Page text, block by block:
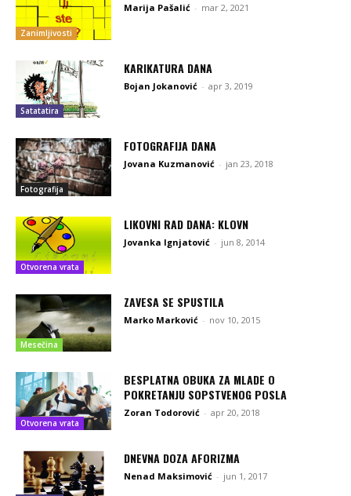
Zanimljivosti
Marija Pašalić - mar 2, 2021
Satatatira
KARIKATURA DANA
Bojan Jokanović - apr 3, 2019
Fotografija
FOTOGRAFIJA DANA
Jovana Kuzmanović - jan 23, 2018
Otvorena vrata
LIKOVNI RAD DANA: KLOVN
Jovanka Ignjatović - jun 8, 2014
Mesečina
ZAVESA SE SPUSTILA
Marko Marković - nov 10, 2015
Otvorena vrata
BESPLATNA OBUKA ZA MLADE O
POKRETANJU SOPSTVENOG POSLA
Zoran Todorović - apr 20, 2018
DNEVNA DOZA AFORIZMA
Nenad Maksimović - jun 1, 2017